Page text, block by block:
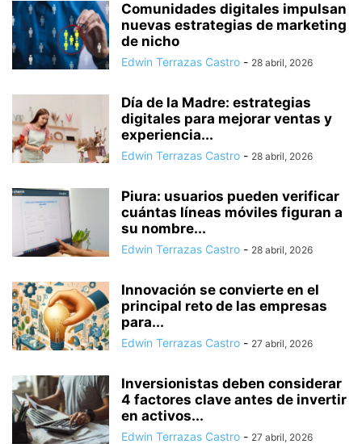
Comunidades digitales impulsan
nuevas estrategias de marketing
de nicho
Edwin Terrazas Castro - 28 abril, 2026
Día de la Madre: estrategias
digitales para mejorar ventas y
experiencia...
Edwin Terrazas Castro - 28 abril, 2026
Piura: usuarios pueden verificar
cuántas líneas móviles figuran a
su nombre...
Edwin Terrazas Castro - 28 abril, 2026
Innovación se convierte en el
principal reto de las empresas
para...
Edwin Terrazas Castro - 27 abril, 2026
Inversionistas deben considerar
4 factores clave antes de invertir
en activos...
Edwin Terrazas Castro - 27 abril, 2026